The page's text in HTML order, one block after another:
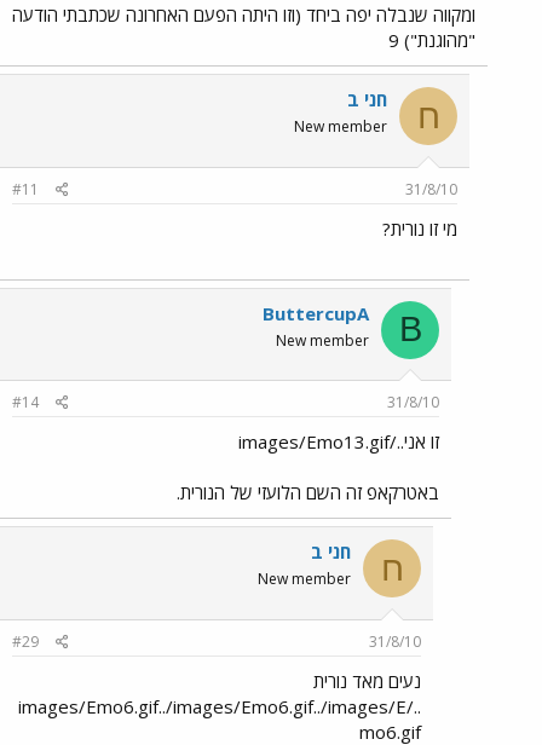
ומקווה שנבלה יפה ביחד (וזו היתה הפעם האחרונה שכתבתי הודעה
"מהוגנת") 9
ח חני ב
New member
31/8/10
#11
מי זו נורית?
B
ButtercupA
New member
31/8/10
#14
זו אני../images/Emo13.gif
באטרקאפ זה השם הלועזי של הנורית.
ח חני ב
New member
31/8/10
#29
נעים מאד נורית
../images/Emo6.gif../images/Emo6.gif../images/E
mo6.gif